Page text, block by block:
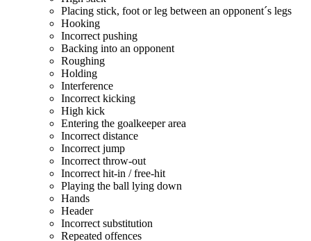
Placing stick, foot or leg between an opponent´s legs
Hooking
Incorrect pushing
Backing into an opponent
Roughing
Holding
Interference
Incorrect kicking
High kick
Entering the goalkeeper area
Incorrect distance
Incorrect jump
Incorrect throw-out
Incorrect hit-in / free-hit
Playing the ball lying down
Hands
Header
Incorrect substitution
Repeated offences